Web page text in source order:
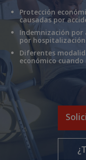
Protección
causadas por
Indemnización por
por hospitalización
Diferentes
económico